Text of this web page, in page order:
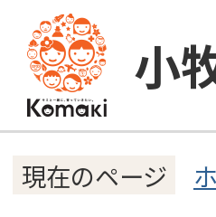
小
現在のページ